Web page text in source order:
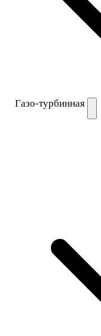
Газо-турбинная